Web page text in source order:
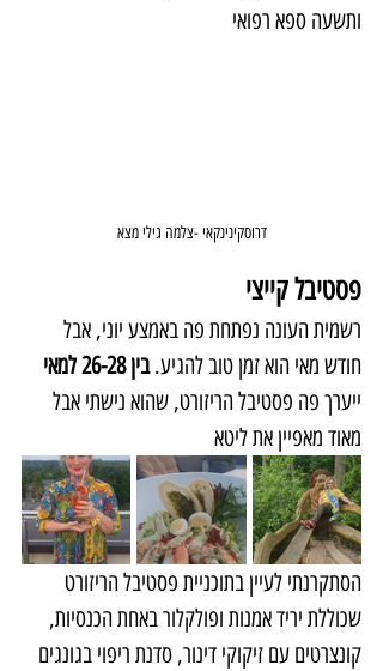
ותשעה ספא רפואי
דרוסקינינקאי -צלמה גילי מצא
פסטיבל קייצי
רשמית העונה נפתחת פה באמצע יוני, אבל
חודש מאי הוא זמן טוב להגיע. בין 26-28 למאי
ייערך פה פסטיבל הריזורט, שהוא נישתי אבל
מאוד מאפיין את ליטא
הסתקרנתי לעיין בתוכניית פסטיבל הריזורט
שכוללת יריד אמנות ופולקלור באחת הכנסיות,
קונצרטים עם זיקוקי דינור, סדנת ריפוי בגונגים